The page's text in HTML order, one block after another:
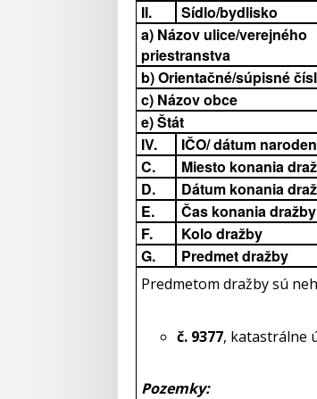
II.
Sídlo/bydlisko
a) Názov ulice/verejného
priestranstva
b) Orientačné/súpisné
c) Názov obce
e) Štát
IV. IČO/ dátum
C. Miesto konania
D. Dátum konania
E. Čas konania dražby
F. Kolo dražby
G. Predmet dražby
Predmetom dražby sú
č. 9377, katastrálne
Pozemky: